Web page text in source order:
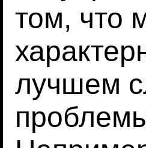
том, что
лучшем